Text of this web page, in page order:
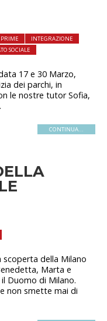
PRIME
INTEGRAZIONE
SOCIALE
17 e 30 Marzo,
dei parchi, in
le nostre tutor Sofia,
CONTINUA...
scoperta della Milano
Marta e
Duomo di Milano.
non smette mai di